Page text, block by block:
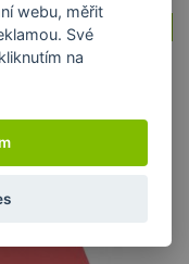
webu, měřit
Své
na